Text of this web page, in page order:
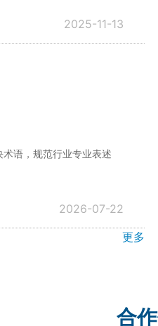
2025-11-13
语，规范行业专业表述
2026-07-22
更多
合